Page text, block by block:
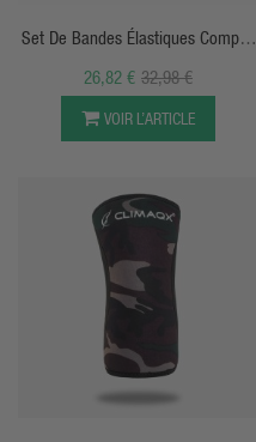
Set De Bandes Élastiques Complet
Avec Poignées
32,98 €
26,82 €
VOIR L’ARTICLE
APERÇU RAPIDE